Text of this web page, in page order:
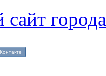
Контакте